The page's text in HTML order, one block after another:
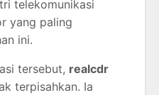
telekomunikasi
yang paling
ini.
tersebut, realcdr
terpisahkan. Ia